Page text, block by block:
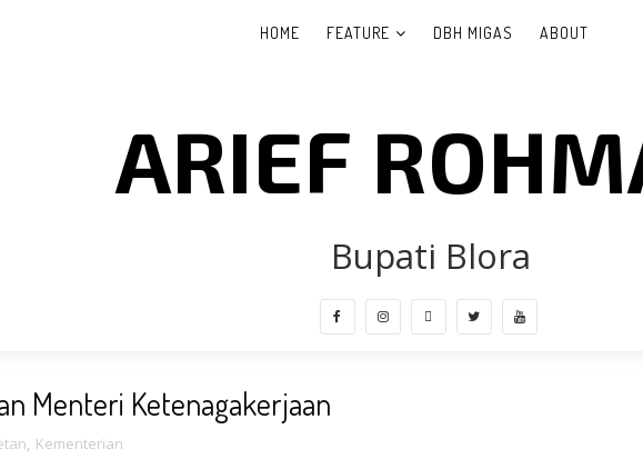
HOME FEATURE DBH MIGAS ABOUT
ARIEF
Bupati Blora
Menteri Ketenagakerjaan
, Kementerian